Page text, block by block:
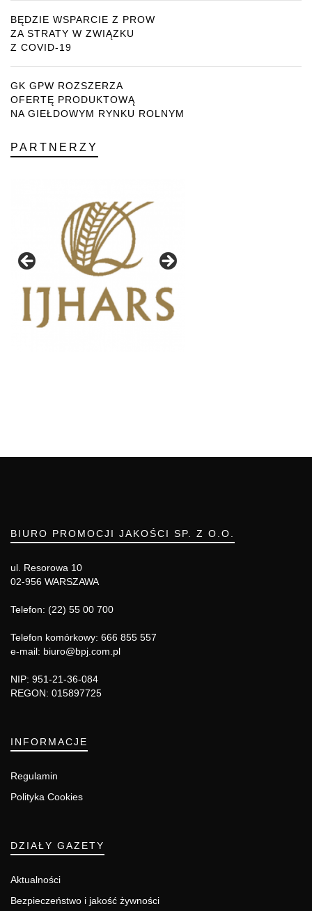
BĘDZIE WSPARCIE Z PROW
ZA STRATY W ZWIĄZKU
Z COVID-19
GK GPW ROZSZERZA
OFERTĘ PRODUKTOWĄ
NA GIEŁDOWYM RYNKU ROLNYM
PARTNERZY
BIURO PROMOCJI JAKOŚCI SP. Z O.O.
ul. Resorowa 10
02-956 WARSZAWA
Telefon: (22) 55 00 700
Telefon komórkowy: 666 855 557
e-mail: biuro@bpj.com.pl
NIP: 951-21-36-084
REGON: 015897725
INFORMACJE
Regulamin
Polityka Cookies
DZIAŁY GAZETY
Aktualności
Bezpieczeństwo i jakość żywności